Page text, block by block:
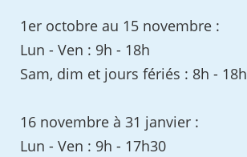
1er octobre au 15 novembre :
Lun - Ven : 9h - 18h
Sam, dim et jours fériés : 8h - 18h
16 novembre à 31 janvier :
Lun - Ven : 9h - 17h30